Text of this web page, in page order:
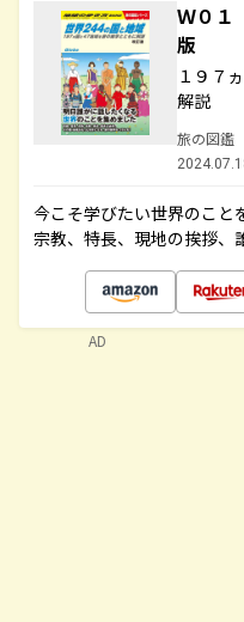
Ｗ０
版
１９７
解説
旅の図鑑
今こそ学びたい世界のこと
宗教、特長、現地の挨拶、
AD